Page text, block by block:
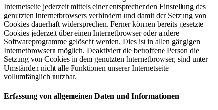
Internetseite jederzeit mittels einer entsprechenden Einstellung des
genutzten Internetbrowsers verhindern und damit der Setzung von
Cookies dauerhaft widersprechen. Ferner können bereits gesetzte
Cookies jederzeit über einen Internetbrowser oder andere
Softwareprogramme gelöscht werden. Dies ist in allen gängigen
Internetbrowsern möglich. Deaktiviert die betroffene Person die
Setzung von Cookies in dem genutzten Internetbrowser, sind unter
Umständen nicht alle Funktionen unserer Internetseite
vollumfänglich nutzbar.
Erfassung von allgemeinen Daten und Informationen